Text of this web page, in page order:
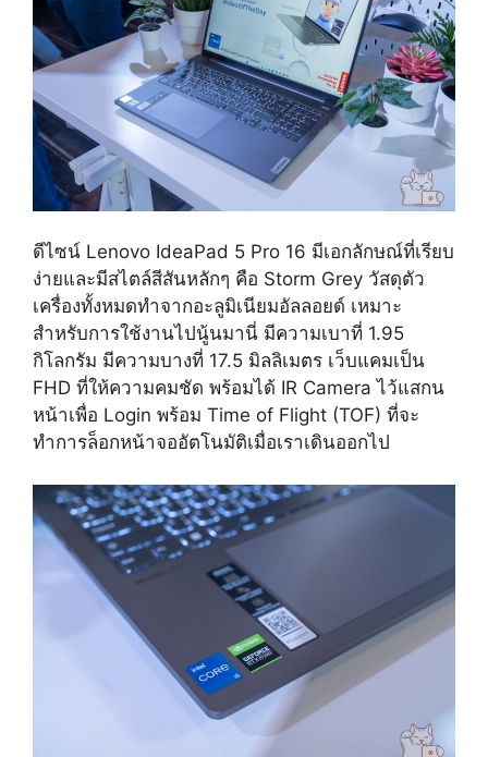
ดีไซน์ Lenovo IdeaPad 5 Pro 16 มีเอกลักษณ์ที่เรียบ
ง่ายและมีสไตล์สีสันหลักๆ คือ Storm Grey วัสดุตัว
เครื่องทั้งหมดทำจากอะลูมิเนียมอัลลอยด์ เหมาะ
สำหรับการใช้งานไปนู้นมานี่ มีความเบาที่ 1.95
กิโลกรัม มีความบางที่ 17.5 มิลลิเมตร เว็บแคมเป็น
FHD ที่ให้ความคมชัด พร้อมได้ IR Camera ไว้แสกน
หน้าเพื่อ Login พร้อม Time of Flight (TOF) ที่จะ
ทำการล็อกหน้าจออัตโนมัติเมื่อเราเดินออกไป